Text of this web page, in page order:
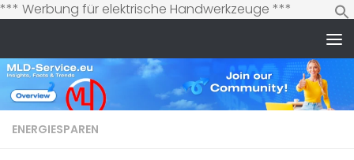
*** Werbung für elektrische Handwerkzeuge ***
Inhalt
ENERGIESPAREN